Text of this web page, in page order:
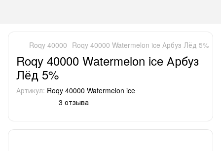
Roqy 40000 Roqy 40000 Watermelon ice Арбуз Лёд 5%
Roqy 40000 Watermelon ice Арбуз
Лёд 5%
Артикул: Roqy 40000 Watermelon ice
3 отзыва